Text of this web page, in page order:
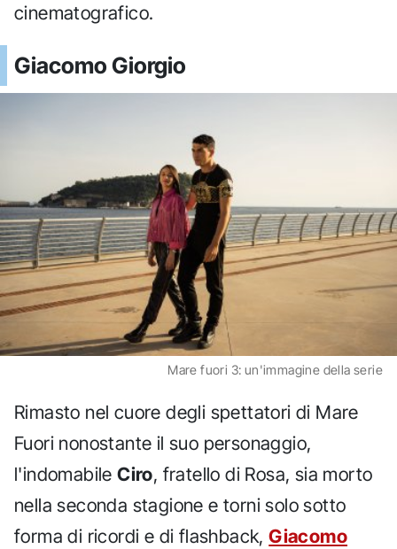
cinematografico.
Giacomo Giorgio
Mare fuori 3: un'immagine della serie
Rimasto nel cuore degli spettatori di Mare
Fuori nonostante il suo personaggio,
l'indomabileCiro, fratello di Rosa, sia morto
nella seconda stagione e torni solo sotto
forma di ricordi e di flashback,Giacomo